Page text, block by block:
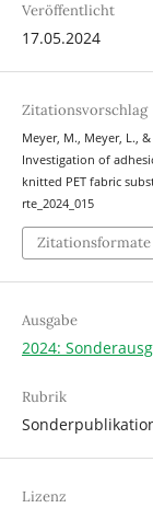
Veröffentlicht
17.05.2024
Zitationsvorschlag
Meyer, M., Meyer, L.,
Investigation of
knitted PET fabric
rte_2024_015
Zitationsformate
Ausgabe
2024:
Rubrik
Lizenz